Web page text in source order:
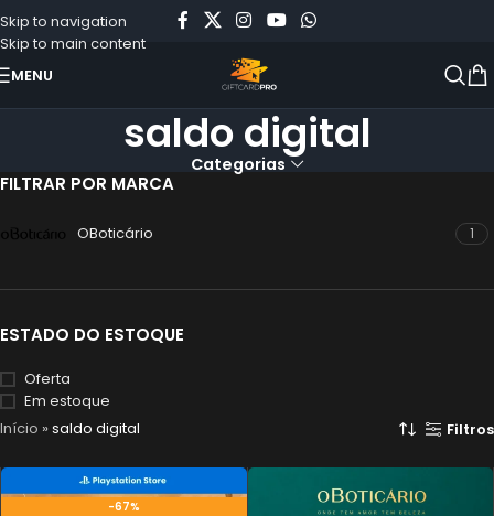
Skip to navigation
Skip to main content
MENU
saldo digital
Categorias
FILTRAR POR MARCA
OBoticário 1
ESTADO DO ESTOQUE
Oferta
Em estoque
Início »saldo digital Filtros
-67%